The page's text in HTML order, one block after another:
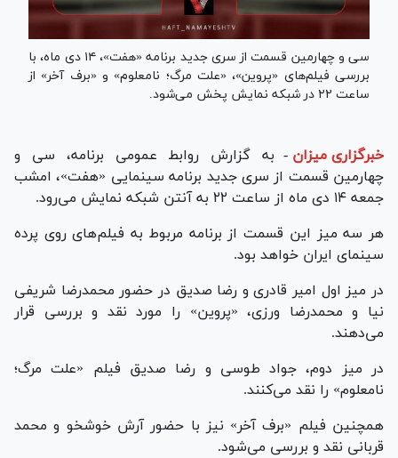
سی و چهارمین قسمت از سری جدید برنامه «هفت»، ۱۴ دی ماه، با
بررسی فیلم‌های «پروین»، «علت مرگ؛ نامعلوم» و «برف آخر» از
ساعت ۲۲ در شبکه نمایش پخش می‌شود.
خبرگزاری میزان - به گزارش روابط عمومی برنامه، سی و
چهارمین قسمت از سری جدید برنامه سینمایی «هفت»، امشب
جمعه ۱۴ دی ماه از ساعت ۲۲ به آنتن شبکه نمایش می‌رود.
هر سه میز این قسمت از برنامه مربوط به فیلم‌های روی پرده
سینمای ایران خواهد بود.
در میز اول امیر قادری و رضا صدیق در حضور محمدرضا شریفی
نیا و محمدرضا ورزی، «پروین» را مورد نقد و بررسی قرار
می‌دهند.
در میز دوم، جواد طوسی و رضا صدیق فیلم «علت مرگ؛
نامعلوم» را نقد می‌کنند.
همچنین فیلم «برف آخر» نیز با حضور آرش خوشخو و محمد
قربانی نقد و بررسی می‌شود.